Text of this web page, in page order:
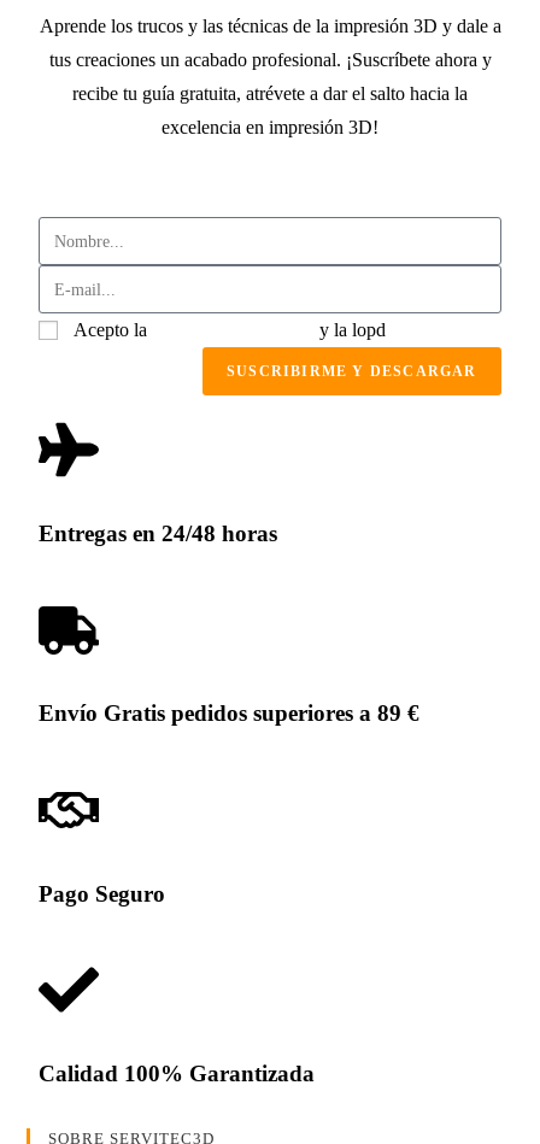
Aprende los trucos y las técnicas de la impresión 3D y dale a
tus creaciones un acabado profesional. ¡Suscríbete ahora y
recibe tu guía gratuita, atrévete a dar el salto hacia la
excelencia en impresión 3D!
Acepto la y la lopd
SUSCRIBIRME Y DESCARGAR
Entregas en 24/48 horas
Envío Gratis pedidos superiores a 89 €
Pago Seguro
Calidad 100% Garantizada
SOBRE SERVITEC3D